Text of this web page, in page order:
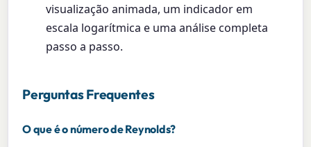
visualização animada, um indicador em
escala logarítmica e uma análise completa
passo a passo.
Perguntas Frequentes
O que é o número de Reynolds?